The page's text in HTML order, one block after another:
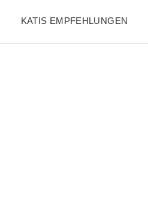
KATIS EMPFEHLUNGEN